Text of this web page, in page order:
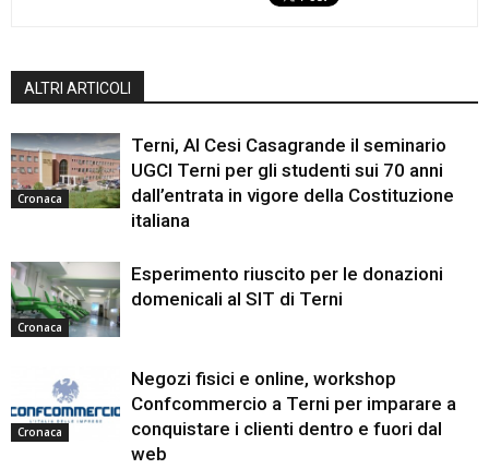
ALTRI ARTICOLI
Cronaca
Terni, Al Cesi Casagrande il seminario
UGCI Terni per gli studenti sui 70 anni
dall’entrata in vigore della Costituzione
italiana
Cronaca
Esperimento riuscito per le donazioni
domenicali al SIT di Terni
Cronaca
Negozi fisici e online, workshop
Confcommercio a Terni per imparare a
conquistare i clienti dentro e fuori dal
web